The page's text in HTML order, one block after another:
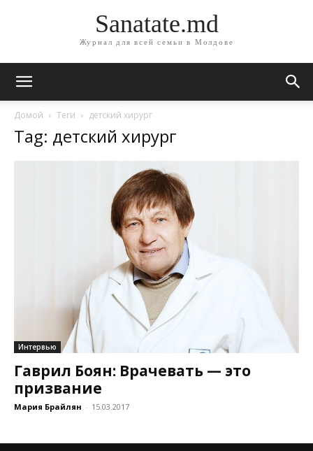
Sanatate.md
Журнал для всей семьи в Молдове
Домой Теги детский хирург
Tag: детский хирург
Интервью
Гаврил Боян: Врачевать — это
призвание
Мария Брайлян - 15.03.2017